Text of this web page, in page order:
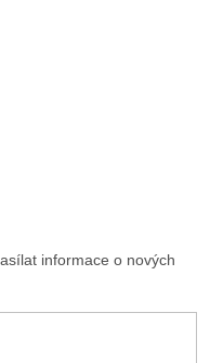
informace o nových